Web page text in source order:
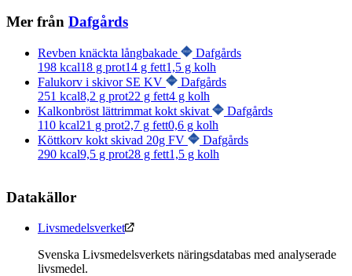
Mer från Dafgårds
Revben knäckta långbakade
Dafgårds
198 kcal18 g prot14 g fett1,5 g kolh
Falukorv i skivor SE KV
Dafgårds
251 kcal8,2 g prot22 g fett4 g kolh
Kalkonbröst lättrimmat kokt skivat
Dafgårds
110 kcal21 g prot2,7 g fett0,6 g kolh
Köttkorv kokt skivad 20g FV
Dafgårds
290 kcal9,5 g prot28 g fett1,5 g kolh
Datakällor
Livsmedelsverket
Svenska Livsmedelsverkets näringsdatabas med analyserade
livsmedel.